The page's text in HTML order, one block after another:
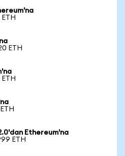
ETH
Ethereum'na
ETH